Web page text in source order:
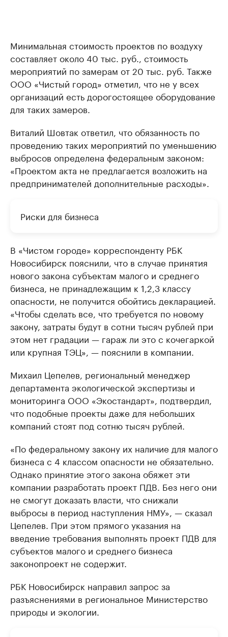
Минимальная стоимость проектов по воздуху
составляет около 40 тыс. руб., стоимость
мероприятий по замерам от 20 тыс. руб. Также
ООО «Чистый город» отметил, что не у всех
организаций есть дорогостоящее оборудование
для таких замеров.
Виталий Шовтак ответил, что обязанность по
проведению таких мероприятий по уменьшению
выбросов определена федеральным законом:
«Проектом акта не предлагается возложить на
предпринимателей дополнительные расходы».
Риски для бизнеса
В «Чистом городе» корреспонденту РБК
Новосибирск пояснили, что в случае принятия
нового закона субъектам малого и среднего
бизнеса, не принадлежащим к 1,2,3 классу
опасности, не получится обойтись декларацией.
«Чтобы сделать все, что требуется по новому
закону, затраты будут в сотни тысяч рублей при
этом нет градации — гараж ли это с кочегаркой
или крупная ТЭЦ», — пояснили в компании.
Михаил Цепелев, региональный менеджер
департамента экологической экспертизы и
мониторинга ООО «Экостандарт», подтвердил,
что подобные проекты даже для небольших
компаний стоят под сотню тысяч рублей.
«По федеральному закону их наличие для малого
бизнеса с 4 классом опасности не обязательно.
Однако принятие этого закона обяжет эти
компании разработать проект ПДВ. Без него они
не смогут доказать власти, что снижали
выбросы в период наступления НМУ», — сказал
Цепелев. При этом прямого указания на
введение требования выполнять проект ПДВ для
субъектов малого и среднего бизнеса
законопроект не содержит.
РБК Новосибирск направил запрос за
разъяснениями в региональное Министерство
природы и экологии.